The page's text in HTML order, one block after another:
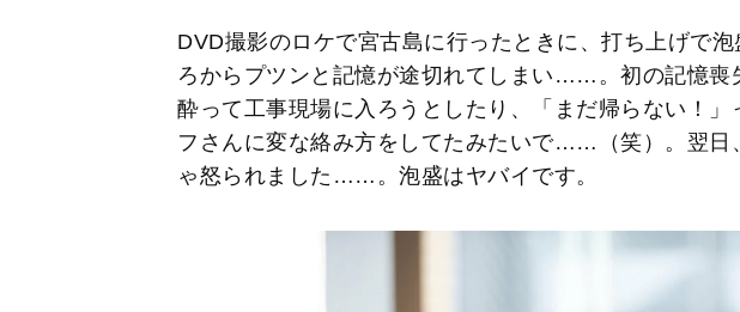
DVD撮影のロケで宮古島に行ったときに、打ち上げで
ろからプツンと記憶が途切れてしまい……。初の記憶喪
酔って工事現場に入ろうとしたり、「まだ帰らない！」
フさんに変な絡み方をしてたみたいで……（笑）。翌日
ゃ怒られました……。泡盛はヤバイです。